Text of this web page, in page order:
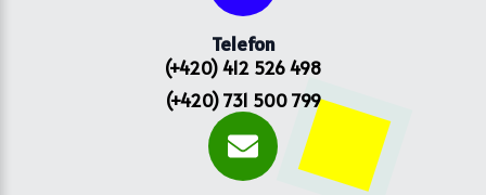
Telefon
(+420) 412 526 498
(+420) 731 500 799